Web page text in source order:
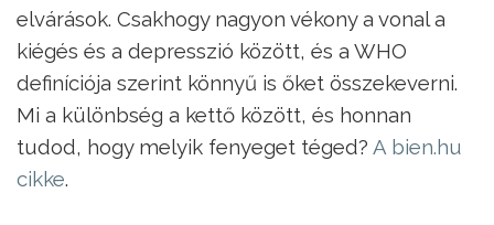
elvárások. Csakhogy nagyon vékony a vonal a
kiégés és a depresszió között, és a WHO
definíciója szerint könnyű is őket összekeverni.
Mi a különbség a kettő között, és honnan
tudod, hogy melyik fenyeget téged? A bien.hu
cikke.